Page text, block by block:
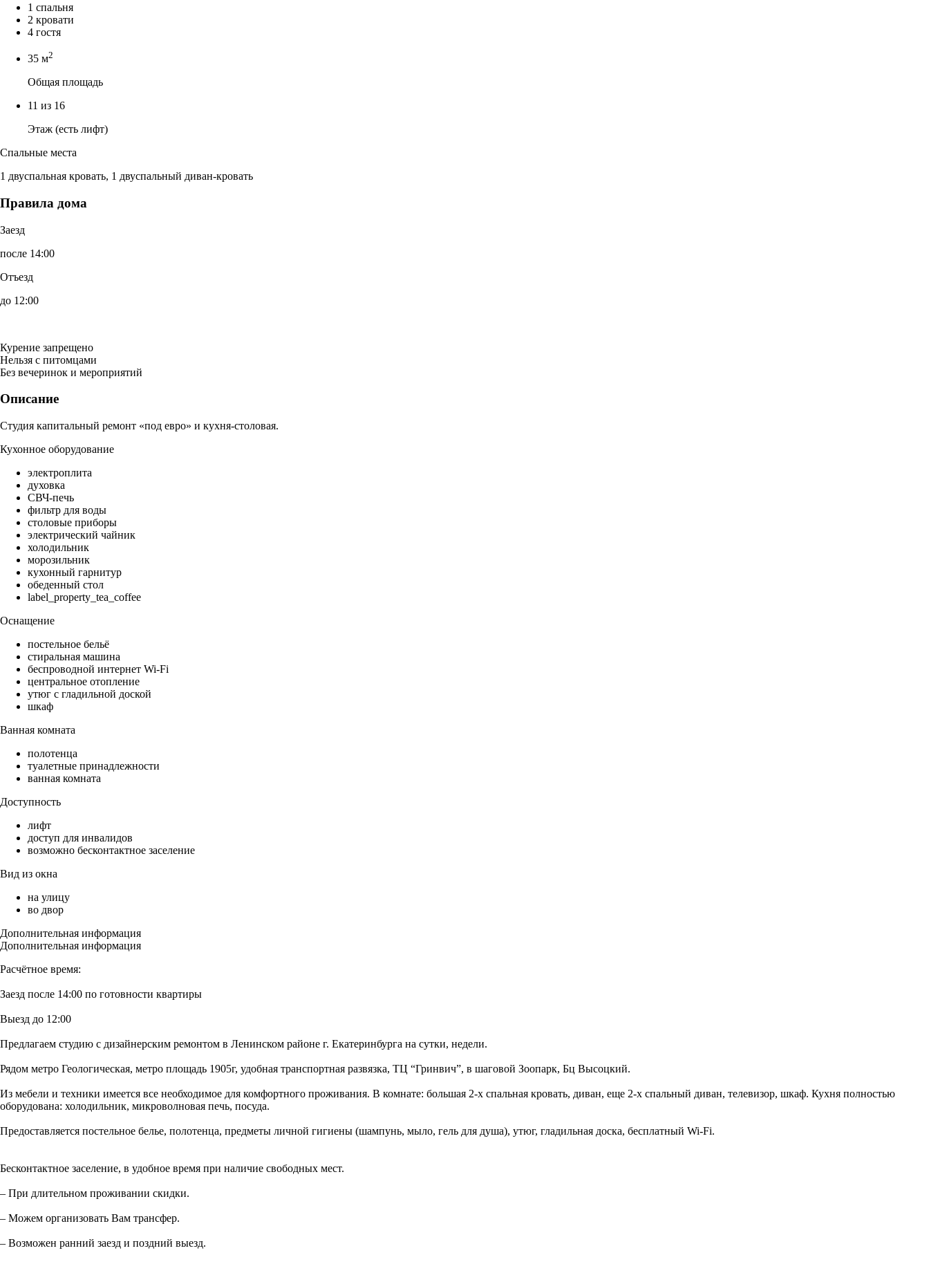
1 спальня
2 кровати
4 гостя
35 м2
Общая площадь
11 из 16
Этаж (есть лифт)
Спальные места
1 двуспальная кровать, 1 двуспальный диван-кровать
Правила дома
Заезд
после 14:00
Отъезд
до 12:00
Курение запрещено
Нельзя с питомцами
Без вечеринок и мероприятий
Описание
Студия капитальный ремонт «под евро» и кухня-столовая.
Кухонное оборудование
электроплита
духовка
СВЧ-печь
фильтр для воды
столовые приборы
электрический чайник
холодильник
морозильник
кухонный гарнитур
обеденный стол
label_property_tea_coffee
Оснащение
постельное бельё
стиральная машина
беспроводной интернет Wi-Fi
центральное отопление
утюг с гладильной доской
шкаф
Ванная комната
полотенца
туалетные принадлежности
ванная комната
Доступность
лифт
доступ для инвалидов
возможно бесконтактное заселение
Вид из окна
на улицу
во двор
Дополнительная информация
Дополнительная информация
Расчётное время:
Заезд после 14:00 по готовности квартиры
Выезд до 12:00
Предлагаем студию с дизайнерским ремонтом в Ленинском районе г. Екатеринбурга на сутки, недели.
Рядом метро Геологическая, метро площадь 1905г, удобная транспортная развязка, ТЦ “Гринвич”, в шаговой Зоопарк, Бц Высоцкий.
Из мебели и техники имеется все необходимое для комфортного проживания. В комнате: большая 2-х спальная кровать, диван, еще 2-х спальный диван, телевизор, шкаф. Кухня полностью
оборудована: холодильник, микроволновая печь, посуда.
Предоставляется постельное белье, полотенца, предметы личной гигиены (шампунь, мыло, гель для душа), утюг, гладильная доска, бесплатный Wi-Fi.
Бесконтактное заселение, в удобное время при наличие свободных мест.
– При длительном проживании скидки.
– Можем организовать Вам трансфер.
– Возможен ранний заезд и поздний выезд.